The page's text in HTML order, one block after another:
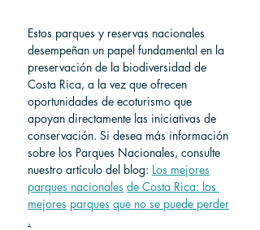
Estos parques y reservas nacionales
desempeñan un papel fundamental en la
preservación de la biodiversidad de
Costa Rica, a la vez que ofrecen
oportunidades de ecoturismo que
apoyan directamente las iniciativas de
conservación. Si desea más información
sobre los Parques Nacionales, consulte
nuestro artículo del blog: Los mejores
parques nacionales de Costa Rica: los
mejores parques que no se puede perder
.